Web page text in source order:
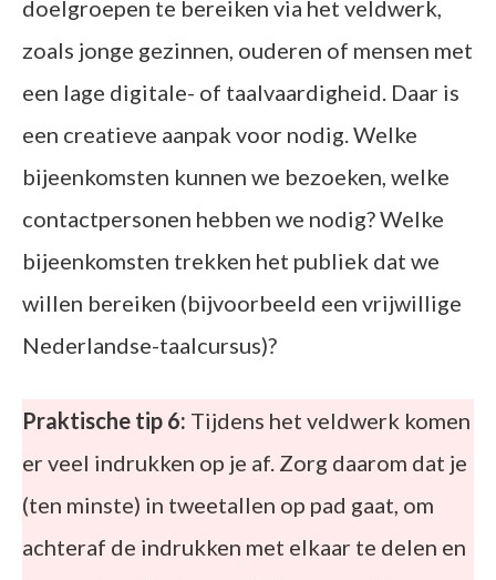
doelgroepen te bereiken via het veldwerk,
zoals jonge gezinnen, ouderen of mensen met
een lage digitale- of taalvaardigheid. Daar is
een creatieve aanpak voor nodig. Welke
bijeenkomsten kunnen we bezoeken, welke
contactpersonen hebben we nodig? Welke
bijeenkomsten trekken het publiek dat we
willen bereiken (bijvoorbeeld een vrijwillige
Nederlandse-taalcursus)?
Praktische tip 6: Tijdens het veldwerk komen
er veel indrukken op je af. Zorg daarom dat je
(ten minste) in tweetallen op pad gaat, om
achteraf de indrukken met elkaar te delen en